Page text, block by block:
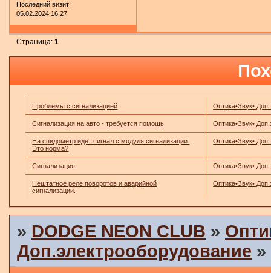
Последний визит:
05.02.2024 16:27
Страница:1
Проблемы с сигнализацией Оптика•Звук•
Сигнализация на авто - требуется помощь Оптика•Звук•
На спидометр идёт сигнал с модуля сигнализации.
Это норма?
Оптика•Звук•
Сигнализация Оптика•Звук•
Нештатное реле поворотов и аварийной
сигнализации.
Оптика•Звук•
» DODGE NEON CLUB »
Доп.электрооборудование »